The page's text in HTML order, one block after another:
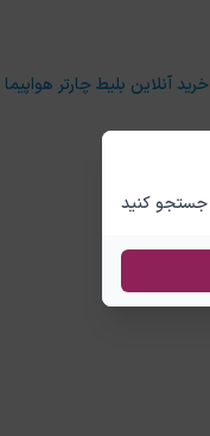
کنید
خرید آنلاین بلیط چارتر هواپیما